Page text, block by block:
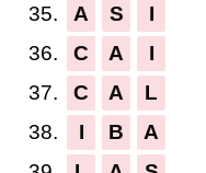
35.
A S
I
36.
C A
I
37.
C A
L
38.
I B
A